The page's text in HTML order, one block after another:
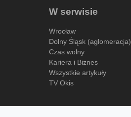
W serwisie
Wrocław
Dolny Śląsk (aglomeracja)
Czas wolny
Kariera i Biznes
Wszystkie artykuły
TV Okis